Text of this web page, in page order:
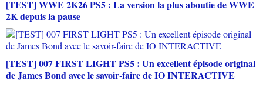
[TEST] WWE 2K26 PS5 : La version la plus aboutie de WWE
2K depuis la pause
[TEST] 007 FIRST LIGHT PS5 : Un excellent épisode original
de James Bond avec le savoir-faire de IO INTERACTIVE